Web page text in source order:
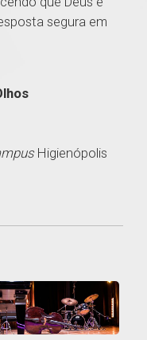
segura em
Higienópolis